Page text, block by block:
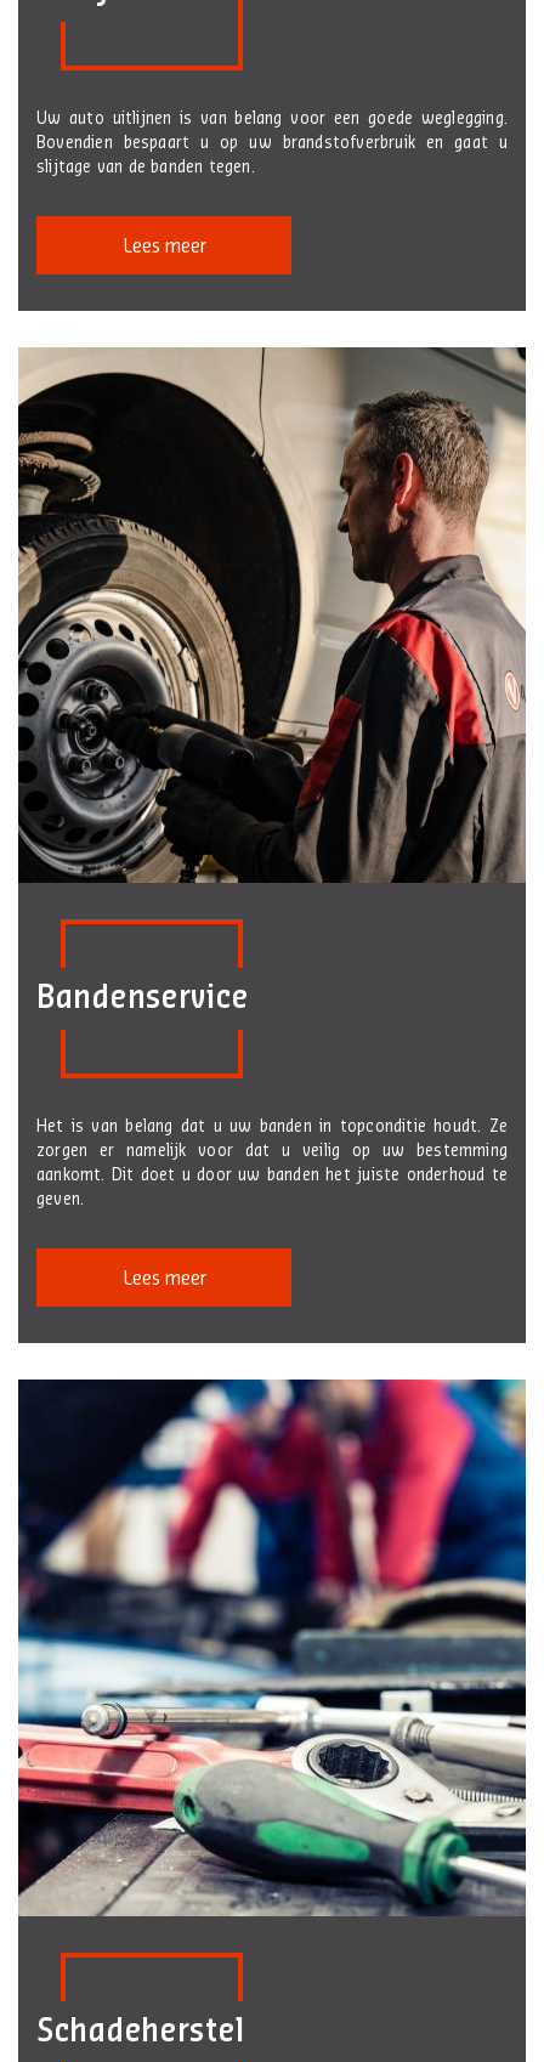
Uw auto uitlijnen is van belang voor een goede weglegging.
Bovendien bespaart u op uw brandstofverbruik en gaat u
slijtage van de banden tegen.
Lees meer
Bandenservice
Het is van belang dat u uw banden in topconditie houdt. Ze
zorgen er namelijk voor dat u veilig op uw bestemming
aankomt. Dit doet u door uw banden het juiste onderhoud te
geven.
Lees meer
Schadeherstel